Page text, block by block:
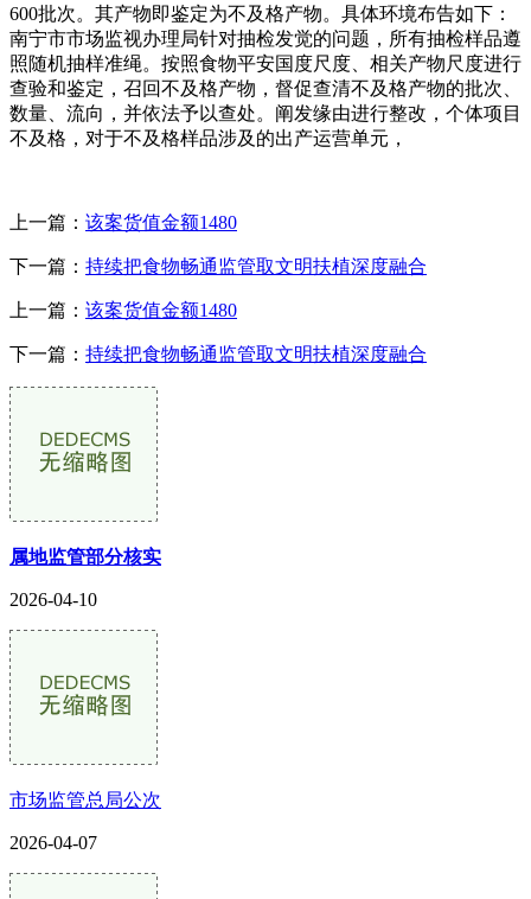
600批次。其产物即鉴定为不及格产物。具体环境布告如下：
南宁市市场监视办理局针对抽检发觉的问题，所有抽检样品遵
照随机抽样准绳。按照食物平安国度尺度、相关产物尺度进行
查验和鉴定，召回不及格产物，督促查清不及格产物的批次、
数量、流向，并依法予以查处。阐发缘由进行整改，个体项目
不及格，对于不及格样品涉及的出产运营单元，
上一篇： 该案货值金额1480
下一篇： 持续把食物畅通监管取文明扶植深度融合
上一篇： 该案货值金额1480
下一篇： 持续把食物畅通监管取文明扶植深度融合
属地监管部分核实
2026-04-10
市场监管总局公次
2026-04-07